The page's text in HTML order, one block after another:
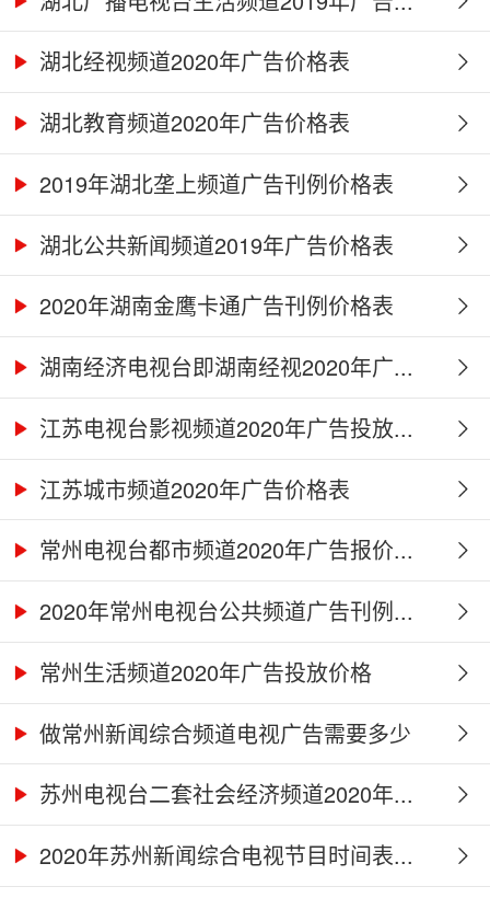
湖北经视频道2020年广告价格表
湖北教育频道2020年广告价格表
2019年湖北垄上频道广告刊例价格表
湖北公共新闻频道2019年广告价格表
2020年湖南金鹰卡通广告刊例价格表
湖南经济电视台即湖南经视2020年广...
江苏电视台影视频道2020年广告投放...
江苏城市频道2020年广告价格表
常州电视台都市频道2020年广告报价...
2020年常州电视台公共频道广告刊例...
常州生活频道2020年广告投放价格
做常州新闻综合频道电视广告需要多少
钱...苏州电视台二套社会经济频道2020年...
2020年苏州新闻综合电视节目时间表...